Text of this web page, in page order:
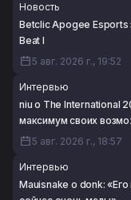
Новость
Betclic Apogee Esports
Beat I
5 авг. 2026 г., 19:52
Интервью
niu о The International
максимум своих
5 авг. 2026 г., 18:57
Интервью
Mauisnake о donk: